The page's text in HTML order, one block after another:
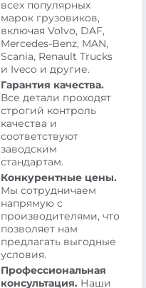
всех популярных
марок грузовиков,
включая Volvo, DAF,
Mercedes-Benz, MAN,
Scania, Renault Trucks
и Iveco и другие.
Гарантия качества.
Все детали проходят
строгий контроль
качества и
соответствуют
заводским
стандартам.
Конкурентные цены.
Мы сотрудничаем
напрямую с
производителями, что
позволяет нам
предлагать выгодные
условия.
Профессиональная
консультация. Наши